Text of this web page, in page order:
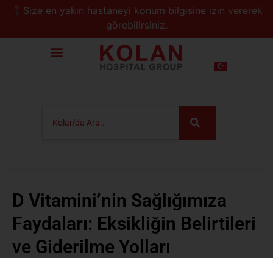
📍Size en yakın hastaneyi konum bilgisine izin vererek
görebilirsiniz.
D Vitamini’nin Sağlığımıza
Faydaları: Eksikliğin Belirtileri
ve Giderilme Yolları